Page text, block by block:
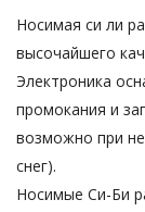
Носимая си ли
высочайшего
Электроника
промокания и
возможно при
снег).
Носимые Си-Би